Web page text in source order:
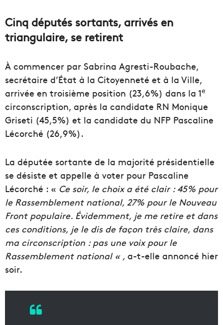
Cinq députés sortants, arrivés en
triangulaire, se retirent
À commencer par Sabrina Agresti-Roubache,
secrétaire d’État à la Citoyenneté et à la Ville,
arrivée en troisième position (23,6%) dans la 1e
circonscription, après la candidate RN Monique
Griseti (45,5%) et la candidate du NFP Pascaline
Lécorché (26,9%).
La députée sortante de la majorité présidentielle
se désiste et appelle à voter pour Pascaline
Lécorché : « Ce soir, le choix a été clair : 45% pour
le Rassemblement national, 27% pour le Nouveau
Front populaire. Évidemment, je me retire et dans
ces conditions, je le dis de façon très claire, dans
ma circonscription : pas une voix pour le
Rassemblement national « , a-t-elle annoncé hier
soir.